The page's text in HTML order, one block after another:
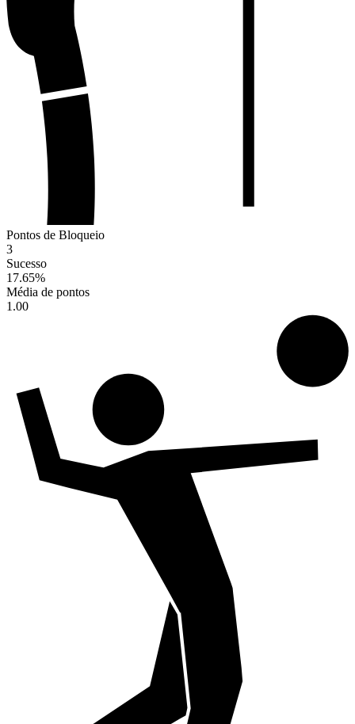
Pontos de Bloqueio
3
Sucesso
17.65%
Média de pontos
1.00